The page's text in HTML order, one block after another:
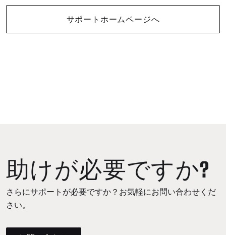
サポートホームページへ
助けが必要ですか?
さらにサポートが必要ですか？お気軽にお問い合わせくだ
さい。